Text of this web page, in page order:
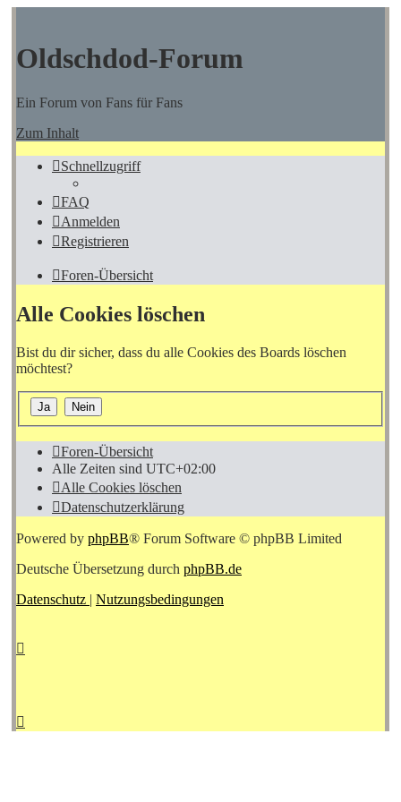
Oldschdod-Forum
Ein Forum von Fans für Fans
Zum Inhalt
Schnellzugriff
FAQ
Anmelden
Registrieren
Foren-Übersicht
Alle Cookies löschen
Bist du dir sicher, dass du alle Cookies des Boards löschen
möchtest?
Foren-Übersicht
Alle Zeiten sind UTC+02:00
Alle Cookies löschen
Datenschutzerklärung
Powered by phpBB® Forum Software © phpBB Limited
Deutsche Übersetzung durch phpBB.de
Datenschutz | Nutzungsbedingungen